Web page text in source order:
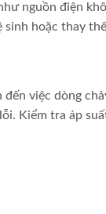
nguồn điện
sinh hoặc thay
việc dòng
Kiểm tra áp